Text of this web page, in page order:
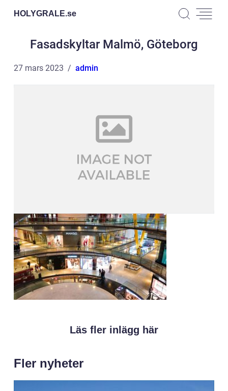
HOLYGRALE.se
Fasadskyltar Malmö, Göteborg
27 mars 2023 admin
Läs fler inlägg här
Fler nyheter